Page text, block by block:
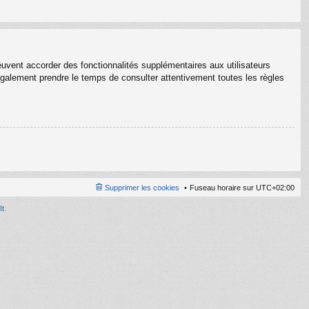
accorder des fonctionnalités supplémentaires aux utilisateurs
prendre le temps de consulter attentivement toutes les règles
Fuseau horaire sur UTC+02:00
Supprimer les cookies